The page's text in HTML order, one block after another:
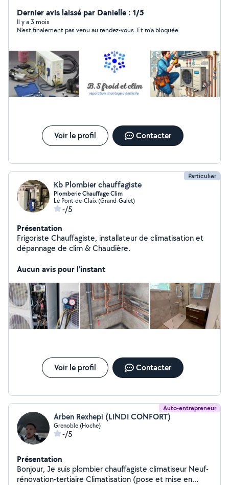
Dernier avis laissé par Danielle : 1/5
Il y a 3 mois
N'est finalement pas venu au rendez-vous. Et m'a bloquée.
Voir le profil Contacter
Particulier
Kb Plombier chauffagiste
Plomberie Chauffage Clim
Le Pont-de-Claix (Grand-Galet)
-/5
Présentation
Frigoriste Chauffagiste, installateur de climatisation et
dépannage de clim & Chaudière.
Aucun avis pour l'instant
Voir le profil Contacter
Auto-entrepreneur
Arben Rexhepi (LINDI CONFORT)
Grenoble (Hoche)
-/5
Présentation
Bonjour, Je suis plombier chauffagiste climatiseur Neuf-
rénovation-tertiaire Climatisation (pose et mise en